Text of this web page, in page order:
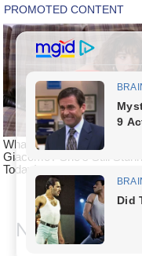
content
National Article